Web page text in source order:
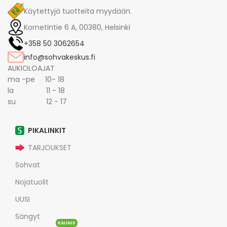
Käytettyjä tuotteita myydään.
Kornetintie 6 A, 00380, Helsinki
+358 50 3062654
info@sohvakeskus.fi
AUKIOLOAJAT
ma -pe 10- 18
la 11 - 18
su 12 - 17
PIKALINKIT
TARJOUKSET
Sohvat
Nojatuolit
UUSI
Sängyt
KAUNIS